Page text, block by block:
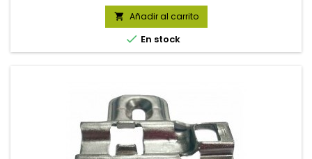
 Añadir al carrito
 En stock